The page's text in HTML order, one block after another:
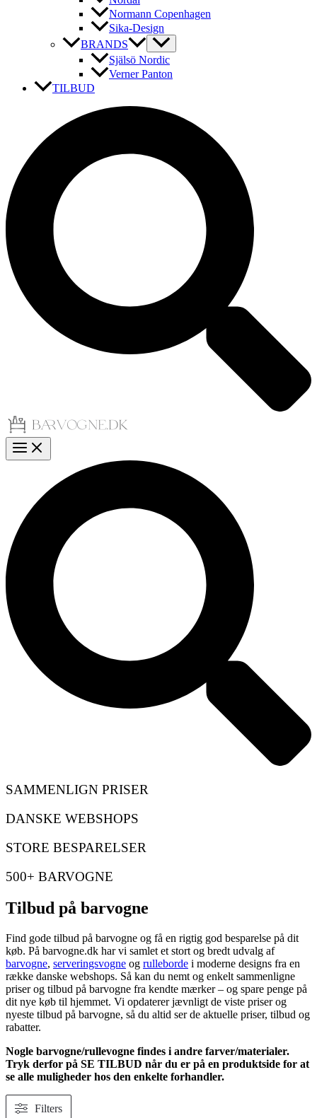
Normann Copenhagen
Sika-Design
BRANDS
Själsö Nordic
Verner Panton
TILBUD
SAMMENLIGN PRISER
DANSKE WEBSHOPS
STORE BESPARELSER
500+ BARVOGNE
Tilbud på barvogne
Find gode tilbud på barvogne og få en rigtig god besparelse på dit
køb. På barvogne.dk har vi samlet et stort og bredt udvalg af
barvogne, serveringsvogne og rulleborde i moderne designs fra en
række danske webshops. Så kan du nemt og enkelt sammenligne
priser og tilbud på barvogne fra kendte mærker – og spare penge på
dit nye køb til hjemmet. Vi opdaterer jævnligt de viste priser og
nyeste tilbud på barvogne, så du altid ser de aktuelle priser, tilbud og
rabatter.
Nogle barvogne/rullevogne findes i andre farver/materialer.
Tryk derfor på SE TILBUD når du er på en produktside for at
se alle muligheder hos den enkelte forhandler.
Filters